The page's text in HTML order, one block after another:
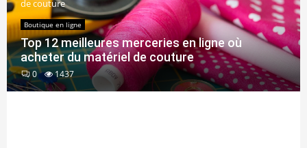
de couture
Boutique en ligne
Top 12 meilleures merceries en ligne où
acheter du matériel de couture
0 1437